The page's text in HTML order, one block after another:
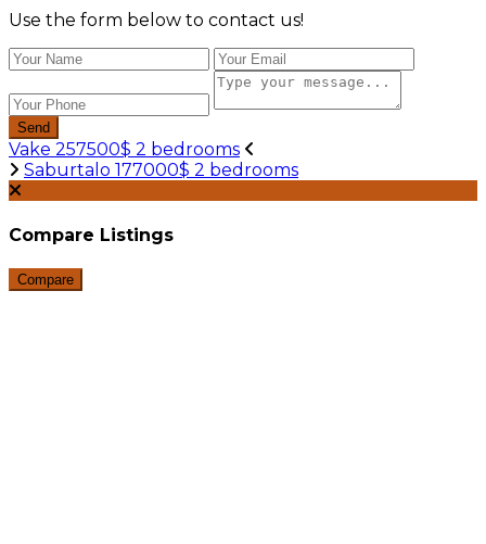
Use the form below to contact us!
Send
Vake 257500$ 2 bedrooms
Saburtalo 177000$ 2 bedrooms
Compare Listings
Compare